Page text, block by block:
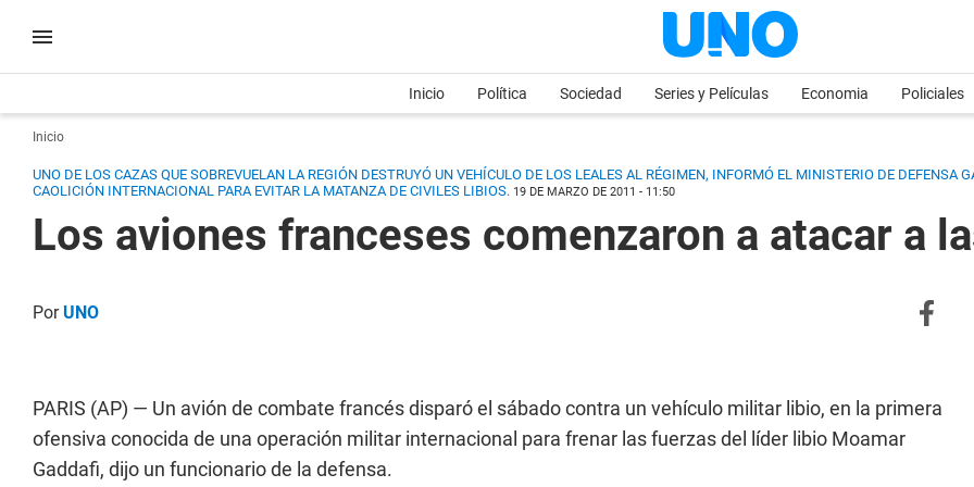
Inicio Política Sociedad Series y Películas Economia Policiales
Inicio
UNO DE LOS CAZAS QUE SOBREVUELAN LA REGIÓN DESTRUYÓ UN VEHÍCULO DE LOS LEALES AL RÉGIMEN, INFORMÓ EL MINISTERIO DE DEFENSA
CAOLICIÓN INTERNACIONAL PARA EVITAR LA MATANZA DE CIVILES LIBIOS. 19 DE MARZO DE 2011 - 11:50
Los aviones franceses comenzaron a atacar a
PorUNO
PARIS (AP) — Un avión de combate francés disparó el sábado contra un vehículo militar libio, en la primera
ofensiva conocida de una operación militar internacional para frenar las fuerzas del líder libio Moamar
Gaddafi, dijo un funcionario de la defensa.